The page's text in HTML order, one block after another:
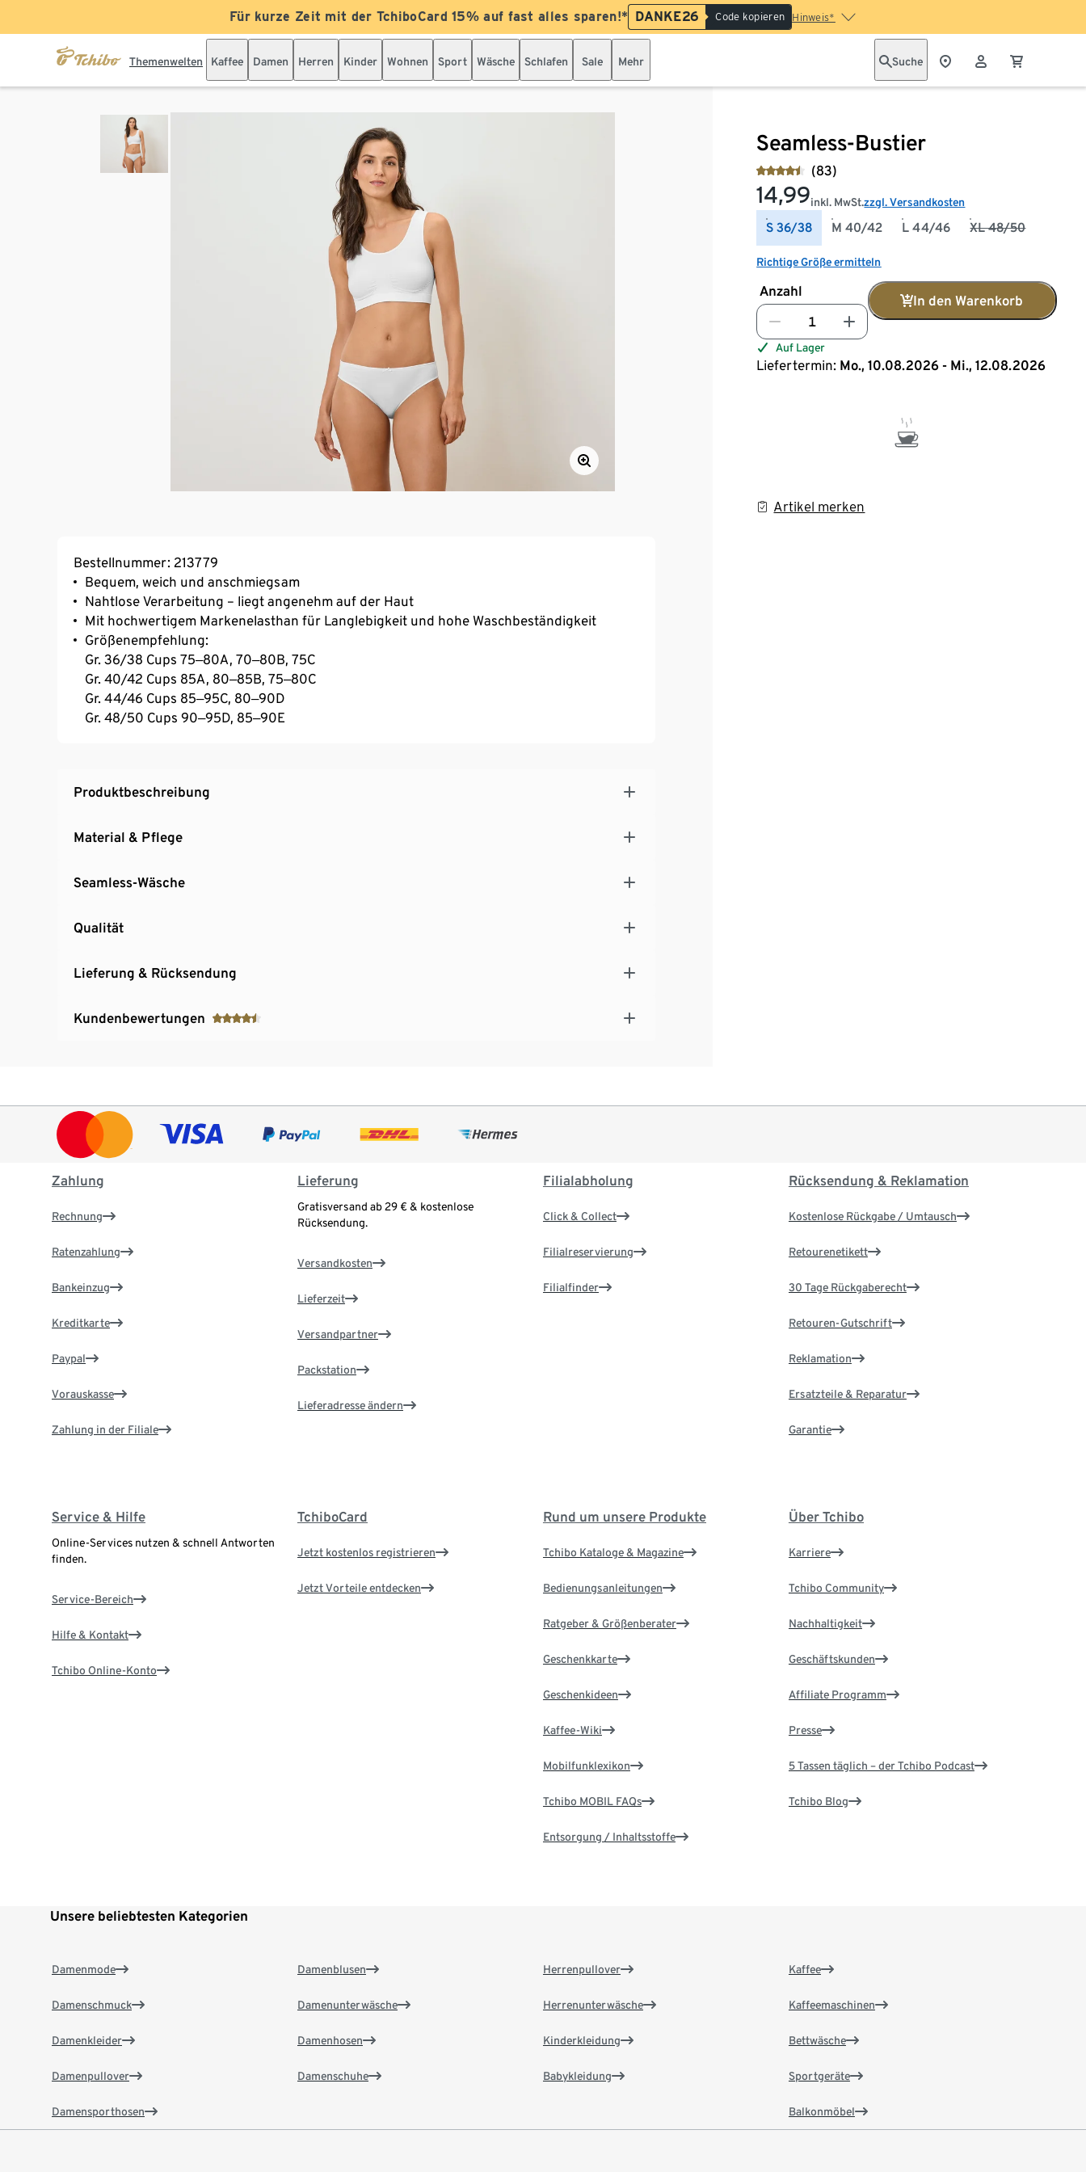
Für kurze Zeit mit der TchiboCard 15% auf fast alles sparen!* DANKE26 Code kopieren Hinweis*
Themenwelten Kaffee Damen Herren Kinder Wohnen Sport Wäsche Schlafen Sale Mehr Suche
Seamless-Bustier
(83)
14,99inkl. MwSt.zzgl. Versandkosten
S 36/38 M 40/42 L 44/46 XL 48/50
Richtige Größe ermitteln
Anzahl
In den Warenkorb
Auf Lager
Liefertermin: Mo., 10.08.2026 - Mi., 12.08.2026
Artikel merken
Bestellnummer: 213779
Bequem, weich und anschmiegsam
Nahtlose Verarbeitung – liegt angenehm auf der Haut
Mit hochwertigem Markenelasthan für Langlebigkeit und hohe Waschbeständigkeit
Größenempfehlung:
Gr. 36/38 Cups 75‒80A, 70‒80B, 75C
Gr. 40/42 Cups 85A, 80‒85B, 75‒80C
Gr. 44/46 Cups 85‒95C, 80‒90D
Gr. 48/50 Cups 90‒95D, 85‒90E
Produktbeschreibung
Material & Pflege
Seamless-Wäsche
Qualität
Lieferung & Rücksendung
Kundenbewertungen
Zahlung
Rechnung
Ratenzahlung
Bankeinzug
Kreditkarte
Paypal
Vorauskasse
Zahlung in der Filiale
Lieferung
Gratisversand ab 29 € & kostenlose
Rücksendung.
Versandkosten
Lieferzeit
Versandpartner
Packstation
Lieferadresse ändern
Filialabholung
Click & Collect
Filialreservierung
Filialfinder
Rücksendung & Reklamation
Kostenlose Rückgabe / Umtausch
Retourenetikett
30 Tage Rückgaberecht
Retouren-Gutschrift
Reklamation
Ersatzteile & Reparatur
Garantie
Service & Hilfe
Online-Services nutzen & schnell Antworten
finden.
Service-Bereich
Hilfe & Kontakt
Tchibo Online-Konto
TchiboCard
Jetzt kostenlos registrieren
Jetzt Vorteile entdecken
Rund um unsere Produkte
Tchibo Kataloge & Magazine
Bedienungsanleitungen
Ratgeber & Größenberater
Geschenkkarte
Geschenkideen
Kaffee-Wiki
Mobilfunklexikon
Tchibo MOBIL FAQs
Entsorgung / Inhaltsstoffe
Über Tchibo
Karriere
Tchibo Community
Nachhaltigkeit
Geschäftskunden
Affiliate Programm
Presse
5 Tassen täglich – der Tchibo Podcast
Tchibo Blog
Unsere beliebtesten Kategorien
Damenmode
Damenschmuck
Damenkleider
Damenpullover
Damensporthosen
Damenblusen
Damenunterwäsche
Damenhosen
Damenschuhe
Herrenpullover
Herrenunterwäsche
Kinderkleidung
Babykleidung
Kaffee
Kaffeemaschinen
Bettwäsche
Sportgeräte
Balkonmöbel